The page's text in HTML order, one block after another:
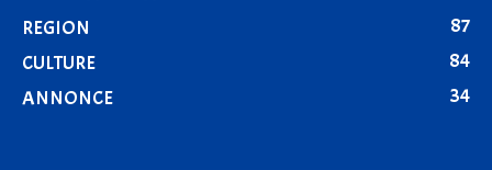
REGION
87
CULTURE
84
ANNONCE
34